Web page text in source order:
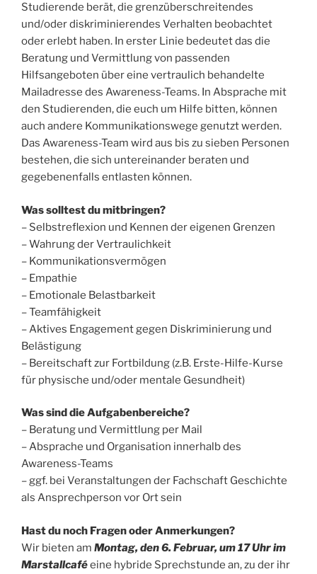
Studierende berät, die grenzüberschreitendes
und/oder diskriminierendes Verhalten beobachtet
oder erlebt haben. In erster Linie bedeutet das die
Beratung und Vermittlung von passenden
Hilfsangeboten über eine vertraulich behandelte
Mailadresse des Awareness-Teams. In Absprache mit
den Studierenden, die euch um Hilfe bitten, können
auch andere Kommunikationswege genutzt werden.
Das Awareness-Team wird aus bis zu sieben Personen
bestehen, die sich untereinander beraten und
gegebenenfalls entlasten können.
Was solltest du mitbringen?
– Selbstreflexion und Kennen der eigenen Grenzen
– Wahrung der Vertraulichkeit
– Kommunikationsvermögen
– Empathie
– Emotionale Belastbarkeit
– Teamfähigkeit
– Aktives Engagement gegen Diskriminierung und
Belästigung
– Bereitschaft zur Fortbildung (z.B. Erste-Hilfe-Kurse
für physische und/oder mentale Gesundheit)
Was sind die Aufgabenbereiche?
– Beratung und Vermittlung per Mail
– Absprache und Organisation innerhalb des
Awareness-Teams
– ggf. bei Veranstaltungen der Fachschaft Geschichte
als Ansprechperson vor Ort sein
Hast du noch Fragen oder Anmerkungen?
Wir bieten am Montag, den 6. Februar, um 17 Uhr im
Marstallcaféeine hybride Sprechstunde an, zu der ihr